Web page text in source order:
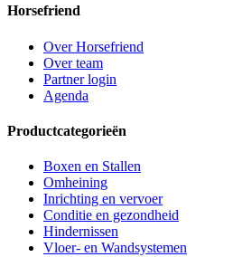
Horsefriend
Over Horsefriend
Over team
Partner login
Agenda
Productcategorieën
Boxen en Stallen
Omheining
Inrichting en vervoer
Conditie en gezondheid
Hindernissen
Vloer- en Wandsystemen